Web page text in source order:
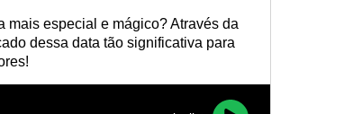
mais especial e mágico? Através da
dessa data tão significativa para